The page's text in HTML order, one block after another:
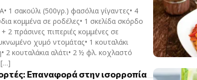
1 σακούλι (500γρ.) φασόλια γίγαντες• 4
κομμένα σε ροδέλες• 1 σκελίδα σκόρδο
2 πράσινες πιπεριές κομμένες σε
χυμό ντομάτας• 1 κουταλάκι
2 κουταλάκια αλάτι• 2 ½ φλ. κοχλαστό
[…]
Επαναφορά στην ισορροπία